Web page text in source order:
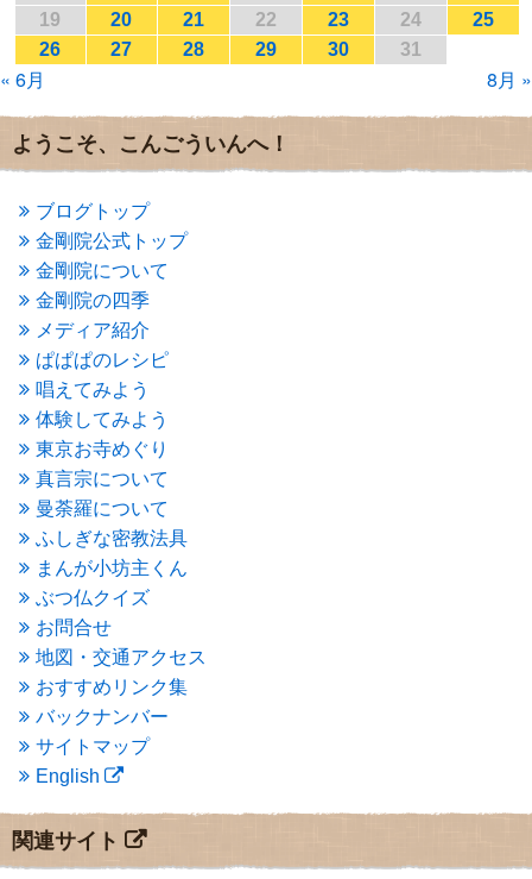
2017年1月(2)
2016年12月(4)
2016年11月(3)
2016年10月
2016年8月
2016年7月
(3)
2016年5月(3)
2016年4月
(4)
2016年3月 (4)
2016年2月 (5)
2016年1月(3)
2015年12月(6)
2015年11月 (4)
2015年10月
(4)
2015年9月(3)
2015年8月(4)
2015年7月(4)
2015年6月(3)
2015年5月(1)
2015年4月(1)
2015年3月 (3)
2015年2月(3)
2015年1月(1)
2014年12月
2014年9月(1)
2014年5月 (1)
2014年4月
2014年1月(1)
2013年11月 (4)
2013年10月
2013年8月
(7)
2013年7月
(7)
19 20 21 22 23 24
25
26
27 28 29 30 31
« 6月 8月 »
ようこそ、こんごういんへ！
ブログトップ
金剛院公式トップ
金剛院について
金剛院の四季
メディア紹介
ぱぱぱのレシピ
唱えてみよう
体験してみよう
東京お寺めぐり
真言宗について
曼荼羅について
ふしぎな密教法具
まんが小坊主くん
ぶつ仏クイズ
お問合せ
地図・交通アクセス
おすすめリンク集
バックナンバー
サイトマップ
English
関連サイト